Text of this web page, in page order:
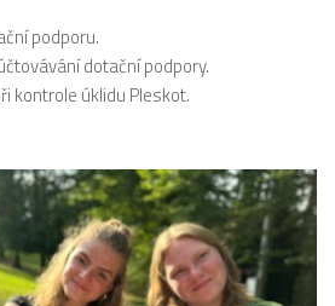
podporu.
dotační podpory.
kontrole úklidu Pleskot.